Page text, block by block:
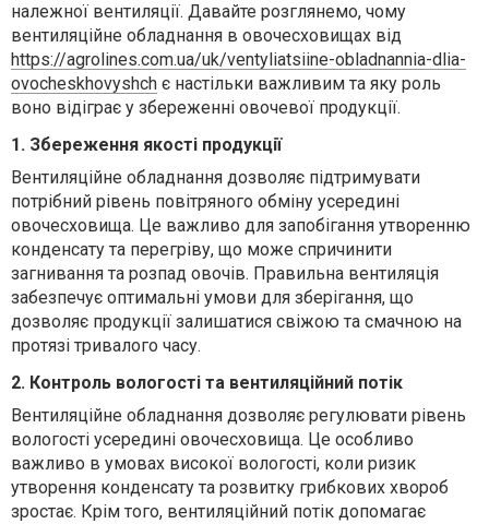
належної вентиляції. Давайте розглянемо, чому
вентиляційне обладнання в овочесховищах від
https://agrolines.com.ua/uk/ventyliatsiine-obladnannia-dlia-
ovocheskhovyshch є настільки важливим та яку роль
воно відіграє у збереженні овочевої продукції.
1. Збереження якості продукції
Вентиляційне обладнання дозволяє підтримувати
потрібний рівень повітряного обміну усередині
овочесховища. Це важливо для запобігання утворенню
конденсату та перегріву, що може спричинити
загнивання та розпад овочів. Правильна вентиляція
забезпечує оптимальні умови для зберігання, що
дозволяє продукції залишатися свіжою та смачною на
протязі тривалого часу.
2. Контроль вологості та вентиляційний потік
Вентиляційне обладнання дозволяє регулювати рівень
вологості усередині овочесховища. Це особливо
важливо в умовах високої вологості, коли ризик
утворення конденсату та розвитку грибкових хвороб
зростає. Крім того, вентиляційний потік допомагає